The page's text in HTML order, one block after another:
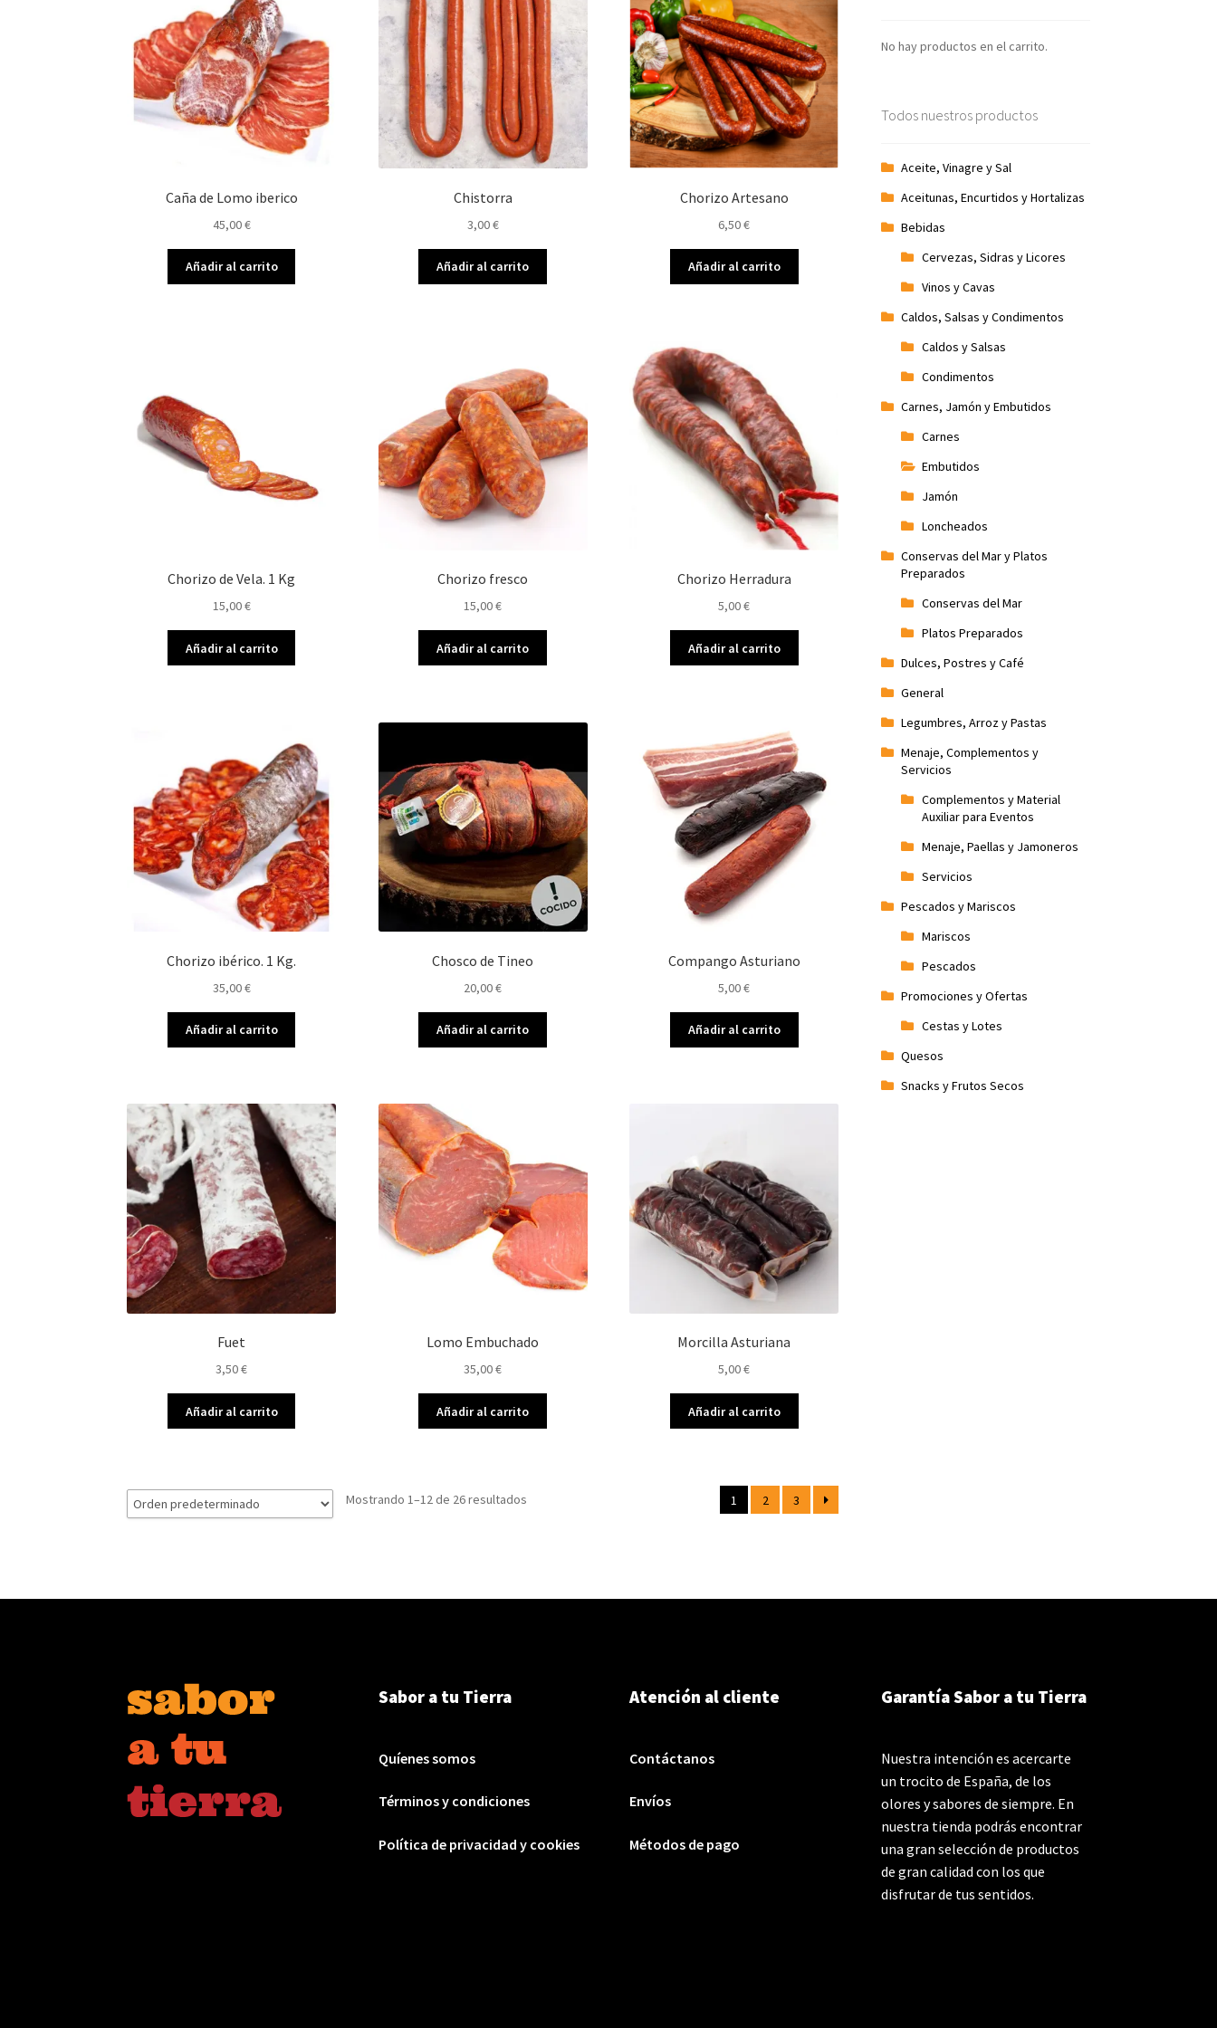
Caña de Lomo iberico
45,00€
Añadir al carrito
Chistorra
3,00€
Añadir al carrito
Chorizo Artesano
6,50€
Añadir al carrito
Chorizo de Vela. 1 Kg
15,00€
Añadir al carrito
Chorizo fresco
15,00€
Añadir al carrito
Chorizo Herradura
5,00€
Añadir al carrito
Chorizo ibérico. 1 Kg.
35,00€
Añadir al carrito
Chosco de Tineo
20,00€
Añadir al carrito
Compango Asturiano
5,00€
Añadir al carrito
Fuet
3,50€
Añadir al carrito
Lomo Embuchado
35,00€
Añadir al carrito
Morcilla Asturiana
5,00€
Añadir al carrito
Mostrando 1–12 de 26 resultados 1 2 3
No hay productos en el carrito.
Todos nuestros productos
Aceite, Vinagre y Sal
Aceitunas, Encurtidos y Hortalizas
Bebidas
Cervezas, Sidras y Licores
Vinos y Cavas
Caldos, Salsas y Condimentos
Caldos y Salsas
Condimentos
Carnes, Jamón y Embutidos
Carnes
Embutidos
Jamón
Loncheados
Conservas del Mar y Platos
Preparados
Conservas del Mar
Platos Preparados
Dulces, Postres y Café
General
Legumbres, Arroz y Pastas
Menaje, Complementos y
Servicios
Complementos y Material
Auxiliar para Eventos
Menaje, Paellas y Jamoneros
Servicios
Pescados y Mariscos
Mariscos
Pescados
Promociones y Ofertas
Cestas y Lotes
Quesos
Snacks y Frutos Secos
Sabor a tu Tierra
Quíenes somos
Términos y condiciones
Política de privacidad y cookies
Atención al cliente
Contáctanos
Envíos
Métodos de pago
Garantía Sabor a tu Tierra
Nuestra intención es acercarte
un trocito de España, de los
olores y sabores de siempre. En
nuestra tienda podrás encontrar
una gran selección de productos
de gran calidad con los que
disfrutar de tus sentidos.